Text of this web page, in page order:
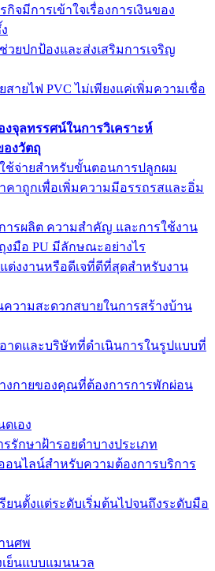
กิจมีการเข้าใจเรื่องการเงินของ
ยปกป้องและส่งเสริมการเจริญ
ายไฟ PVC ไม่เพียงแค่เพิ่มความเชื่อ
จุลทรรศน์ในการวิเคราะห์
องวัตถุ
ใช้จ่ายสำหรับขั้นตอนการปลูกผม
คาถูกเพื่อเพิ่มความมีอรรถรสและอิ่ม
ารผลิต ความสำคัญ และการใช้งาน
งมือ PU มีลักษณะอย่างไร
ต่งงานหรือดีเจที่ดีที่สุดสำหรับงาน
ความสะดวกสบายในการสร้างบ้าน
าดและบริษัทที่ดำเนินการในรูปแบบที่
างกายของคุณที่ต้องการการพักผ่อน
เอง
รักษาฝ้ารอยดำบางประเภท
อนไลน์สำหรับความต้องการบริการ
ยนตั้งแต่ระดับเริ่มต้นไปจนถึงระดับมือ
นศพ
เย็นแบบแมนนวล